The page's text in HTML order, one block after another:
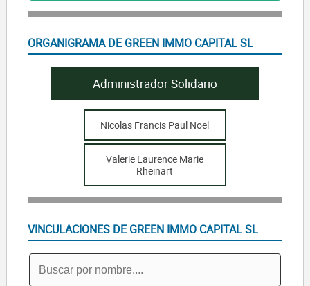
ORGANIGRAMA DE GREEN IMMO CAPITAL SL
Administrador Solidario
Nicolas Francis Paul Noel
Valerie Laurence Marie
Rheinart
VINCULACIONES DE GREEN IMMO CAPITAL SL